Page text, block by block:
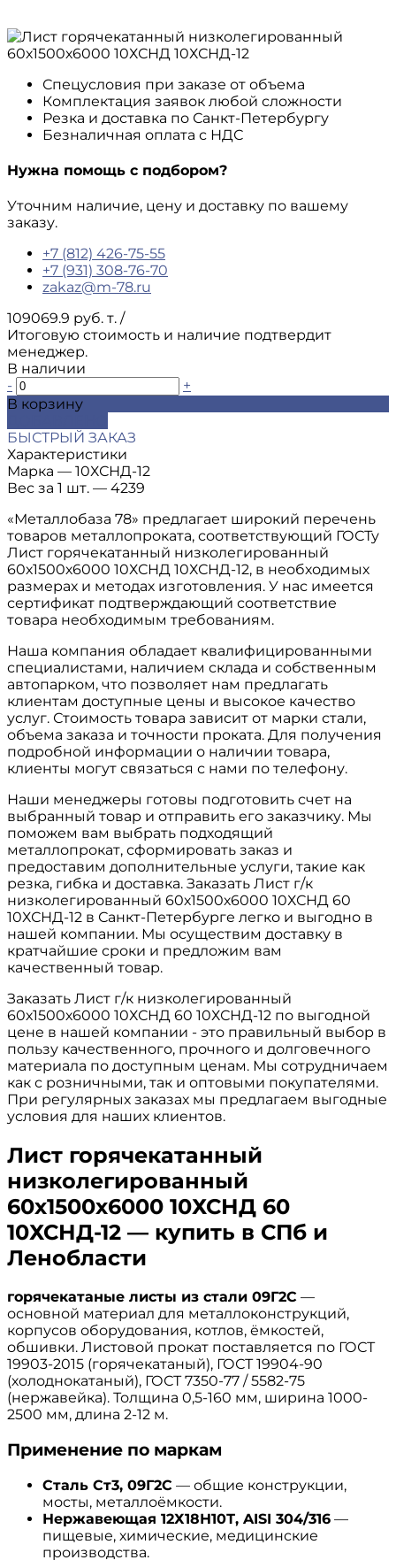
Спецусловия при заказе от объема
Комплектация заявок любой сложности
Резка и доставка по Санкт-Петербургу
Безналичная оплата с НДС
Нужна помощь с подбором?
Уточним наличие, цену и доставку по вашему
заказу.
+7 (812) 426-75-55
+7 (931) 308-76-70
zakaz@m-78.ru
109069.9 руб. т. /
Итоговую стоимость и наличие подтвердит
менеджер.
В наличии
-
+
В корзину
БЫСТРЫЙ ЗАКАЗ
Характеристики
Марка — 10ХСНД-12
Вес за 1 шт. — 4239
«Металлобаза 78» предлагает широкий перечень
товаров металлопроката, соответствующий ГОСТу
Лист горячекатанный низколегированный
60х1500х6000 10ХСНД 10ХСНД-12, в необходимых
размерах и методах изготовления. У нас имеется
сертификат подтверждающий соответствие
товара необходимым требованиям.
Наша компания обладает квалифицированными
специалистами, наличием склада и собственным
автопарком, что позволяет нам предлагать
клиентам доступные цены и высокое качество
услуг. Стоимость товара зависит от марки стали,
объема заказа и точности проката. Для получения
подробной информации о наличии товара,
клиенты могут связаться с нами по телефону.
Наши менеджеры готовы подготовить счет на
выбранный товар и отправить его заказчику. Мы
поможем вам выбрать подходящий
металлопрокат, сформировать заказ и
предоставим дополнительные услуги, такие как
резка, гибка и доставка. Заказать Лист г/к
низколегированный 60х1500х6000 10ХСНД 60
10ХСНД-12 в Санкт-Петербурге легко и выгодно в
нашей компании. Мы осуществим доставку в
кратчайшие сроки и предложим вам
качественный товар.
Заказать Лист г/к низколегированный
60х1500х6000 10ХСНД 60 10ХСНД-12 по выгодной
цене в нашей компании - это правильный выбор в
пользу качественного, прочного и долговечного
материала по доступным ценам. Мы сотрудничаем
как с розничными, так и оптовыми покупателями.
При регулярных заказах мы предлагаем выгодные
условия для наших клиентов.
Лист горячекатанный
низколегированный
60х1500х6000 10ХСНД 60
10ХСНД-12 — купить в СПб и
Ленобласти
горячекатаные листы из стали 09Г2С —
основной материал для металлоконструкций,
корпусов оборудования, котлов, ёмкостей,
обшивки. Листовой прокат поставляется по ГОСТ
19903-2015 (горячекатаный), ГОСТ 19904-90
(холоднокатаный), ГОСТ 7350-77 / 5582-75
(нержавейка). Толщина 0,5-160 мм, ширина 1000-
2500 мм, длина 2-12 м.
Применение по маркам
Сталь Ст3, 09Г2С — общие конструкции,
мосты, металлоёмкости.
Нержавеющая 12Х18Н10Т, AISI 304/316 —
пищевые, химические, медицинские
производства.